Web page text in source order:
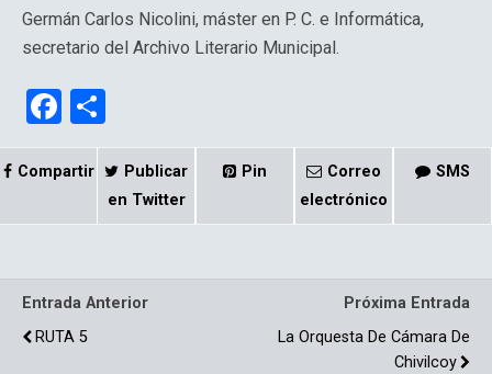
Germán Carlos Nicolini, máster en P. C. e Informática,
secretario del Archivo Literario Municipal.
F
a
ce
k
o
m
p
Compartir
Publicar
en Twitter
Pin
Correo
electrónico
SMS
Entrada Anterior
RUTA 5
Próxima Entrada
La Orquesta De Cámara De
Chivilcoy